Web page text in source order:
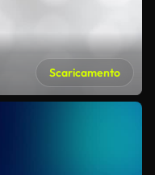
Scaricamento